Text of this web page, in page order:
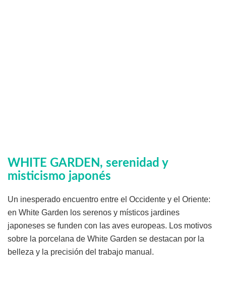
WHITE GARDEN, serenidad y
misticismo japonés
Un inesperado encuentro entre el Occidente y el Oriente:
en White Garden los serenos y místicos jardines
japoneses se funden con las aves europeas. Los motivos
sobre la porcelana de White Garden se destacan por la
belleza y la precisión del trabajo manual.